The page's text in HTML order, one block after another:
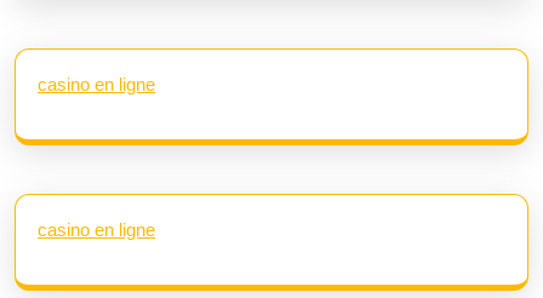
casino en ligne
casino en ligne